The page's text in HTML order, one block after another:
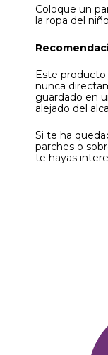
Coloque un
la ropa del
Este producto
nunca
guardado en
alejado del
Si te ha
parches o
te hayas